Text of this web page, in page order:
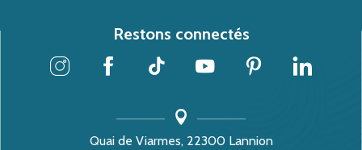
Restons connectés
Quai de Viarmes, 22300 Lannion